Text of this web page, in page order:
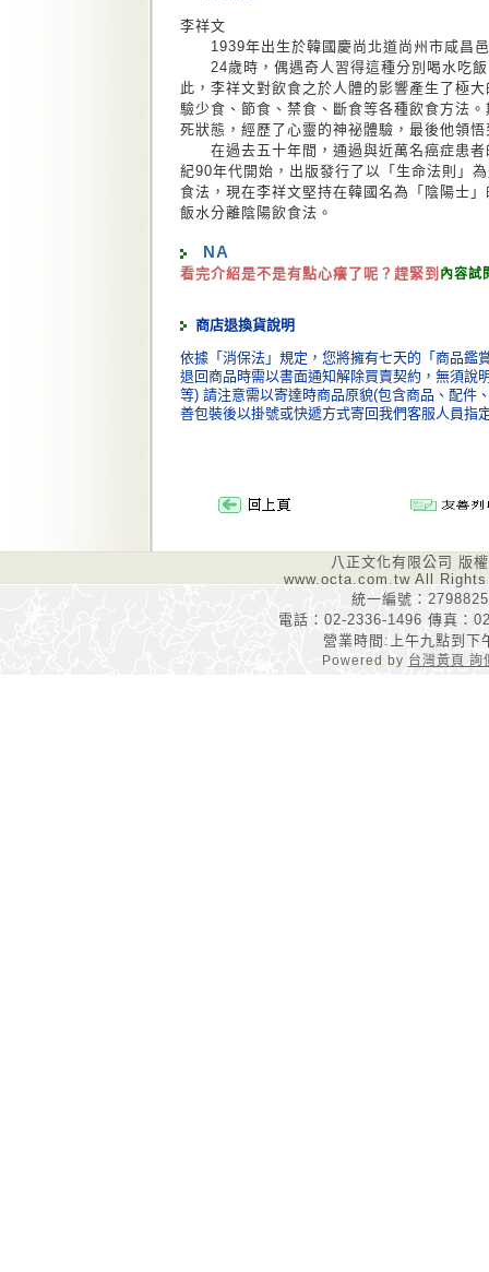
李祥文
1939年出生於韓國慶尚北道尚州市咸昌
24歲時，偶遇奇人習得這種分別喝水吃飯
此，李祥文對飲食之於人體的影響產生了極
驗少食、節食、禁食、斷食等各種飲食方法
死狀態，經歷了心靈的神祕體驗，最後他領
在過去五十年間，通過與近萬名癌症患者
紀90年代開始，出版發行了以「生命法則」
食法，現在李祥文堅持在韓國名為「陰陽士
飯水分離陰陽飲食法。
NA
看完介紹是不是有點心癢了呢？趕緊到 內容試
商店退換貨說明
依據「消保法」規定，您將擁有七天的「商品鑑
退回商品時需以書面通知解除買賣契約，無須說
等) 請注意需以寄達時商品原貌(包含商品、配件
善包裝後以掛號或快遞方式寄回我們客服人員指
八正文化有限公司 版
www.octa.com.tw All
統一編號：
電話：02-2336-1496 傳真：
營業時間:上午九點到下
Powered by 台灣黃頁 詢